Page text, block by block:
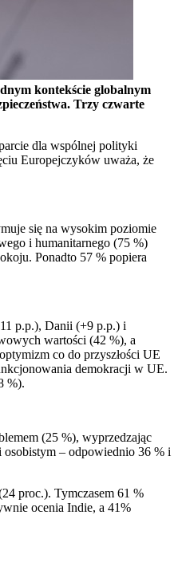
kontekście globalnym
Trzy czwarte
dla wspólnej polityki
Europejczyków uważa, że
się na wysokim poziomie
i humanitarnego (75 %)
Ponadto 57 % popiera
p.p.), Danii (+9 p.p.) i
wartości (42 %), a
co do przyszłości UE
demokracji w UE.
%).
(25 %), wyprzedzając
osobistym – odpowiednio 36 % i
proc.). Tymczasem 61 %
ocenia Indie, a 41%